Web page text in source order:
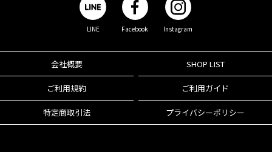
LINE Facebook Instagram
会社概要 SHOP LIST
ご利用規約 ご利用ガイド
特定商取引法 プライバシーポリシー